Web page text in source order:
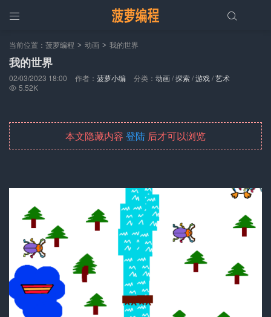
 
当前位置： 菠萝编程 > 动画 > 我的世界
我的世界
02/03/2023 18:00 作者： 菠萝小编 分类： 动画/探索/游戏/艺术
 5.52K
本文隐藏内容 登陆 后才可以浏览